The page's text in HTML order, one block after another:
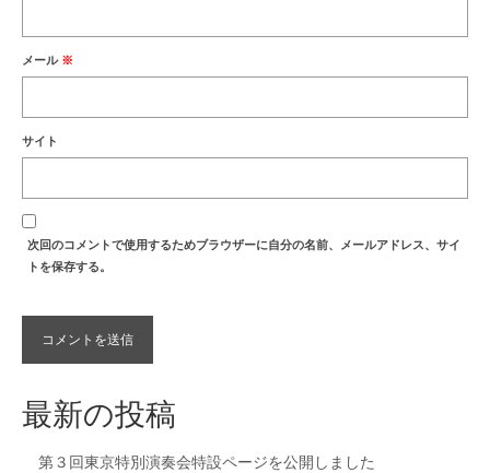
メール ※
サイト
次回のコメントで使用するためブラウザーに自分の名前、メールアドレス、サイ
トを保存する。
最新の投稿
第３回東京特別演奏会特設ページを公開しました